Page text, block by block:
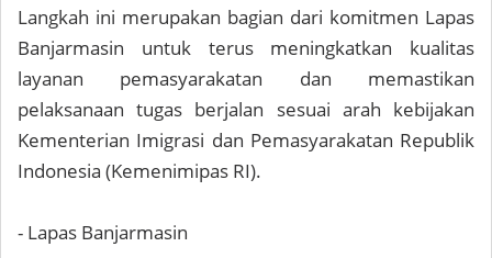
Langkah ini merupakan bagian dari komitmen Lapas
Banjarmasin untuk terus meningkatkan kualitas
layanan pemasyarakatan dan memastikan
pelaksanaan tugas berjalan sesuai arah kebijakan
Kementerian Imigrasi dan Pemasyarakatan Republik
Indonesia (Kemenimipas RI).
- Lapas Banjarmasin